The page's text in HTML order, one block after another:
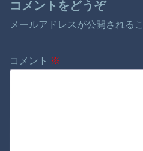
コメントをどうぞ
メールアドレスが公開される
コメント ※